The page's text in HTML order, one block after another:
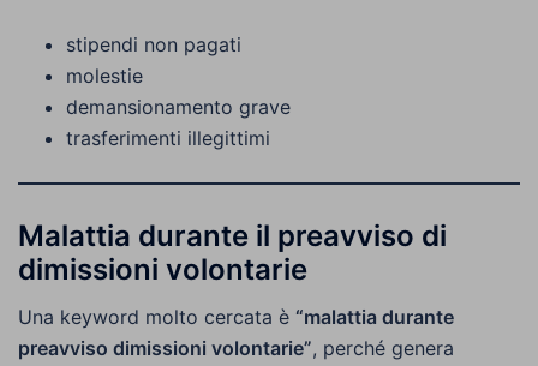
stipendi non pagati
molestie
demansionamento grave
trasferimenti illegittimi
Malattia durante il preavviso di
dimissioni volontarie
Una keyword molto cercata è “malattia durante
preavviso dimissioni volontarie”, perché genera